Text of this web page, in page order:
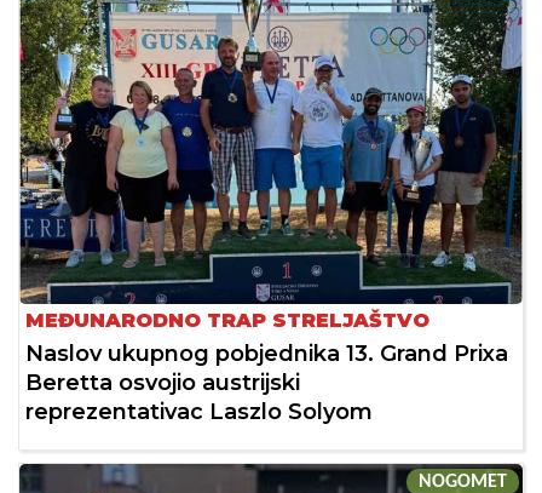
MEĐUNARODNO TRAP STRELJAŠTVO
Naslov ukupnog pobjednika 13. Grand Prixa
Beretta osvojio austrijski
reprezentativac Laszlo Solyom
NOGOMET